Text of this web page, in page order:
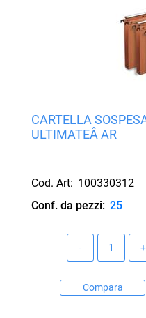
CARTELLA
ULTIMATEÂ AR
Cod. Art: 100330312
Conf. da pezzi: 25
Compara